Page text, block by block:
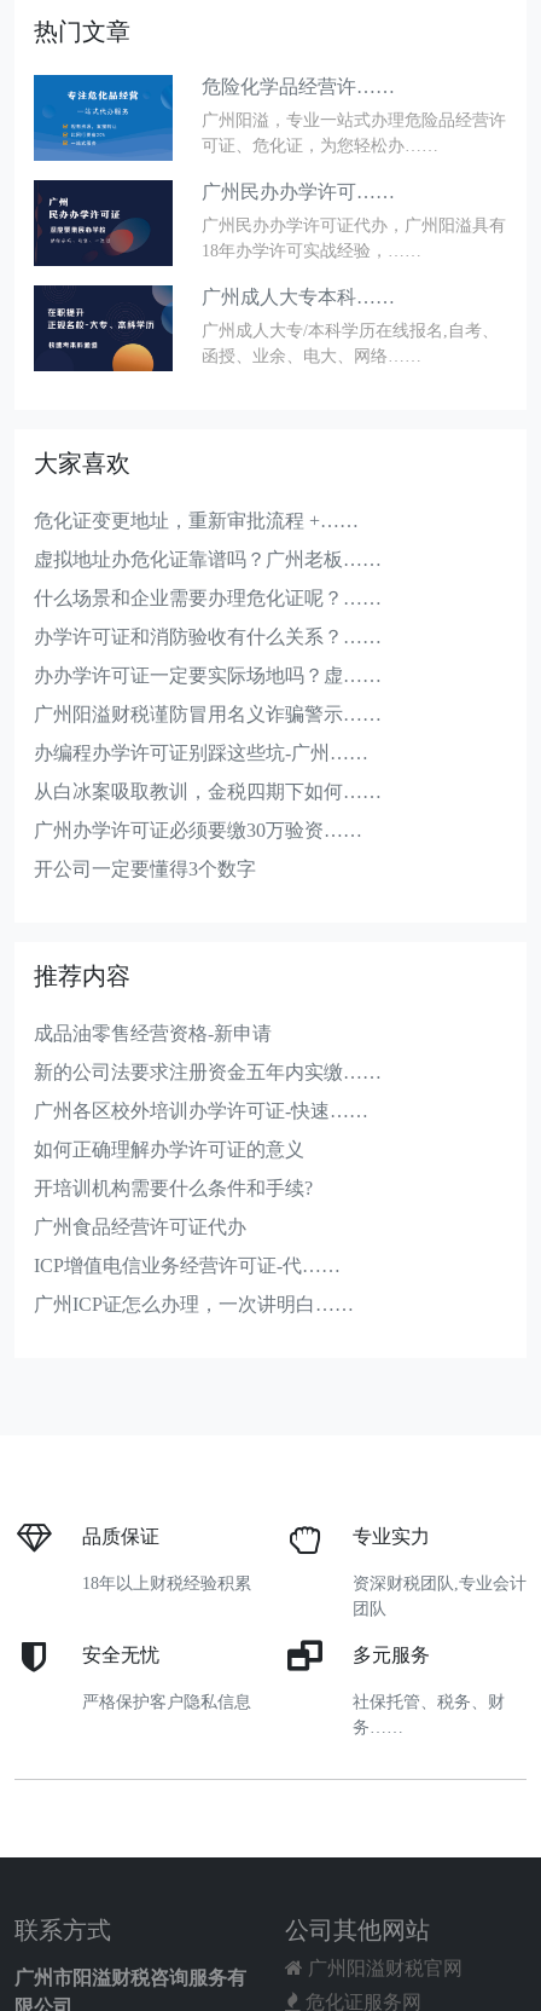
热门文章
危险化学品经营许……
广州阳溢，专业一站式办理危险品经营许
可证、危化证，为您轻松办……
广州民办办学许可……
广州民办办学许可证代办，广州阳溢具有
18年办学许可实战经验，……
广州成人大专本科……
广州成人大专/本科学历在线报名,自考、
函授、业余、电大、网络……
大家喜欢
危化证变更地址，重新审批流程 +……
虚拟地址办危化证靠谱吗？广州老板……
什么场景和企业需要办理危化证呢？……
办学许可证和消防验收有什么关系？……
办办学许可证一定要实际场地吗？虚……
广州阳溢财税谨防冒用名义诈骗警示……
办编程办学许可证别踩这些坑-广州……
从白冰案吸取教训，金税四期下如何……
广州办学许可证必须要缴30万验资……
开公司一定要懂得3个数字
推荐内容
成品油零售经营资格-新申请
新的公司法要求注册资金五年内实缴……
广州各区校外培训办学许可证-快速……
如何正确理解办学许可证的意义
开培训机构需要什么条件和手续?
广州食品经营许可证代办
ICP增值电信业务经营许可证-代……
广州ICP证怎么办理，一次讲明白……
品质保证
18年以上财税经验积累
专业实力
资深财税团队,专业会计
团队
安全无忧
严格保护客户隐私信息
多元服务
社保托管、税务、财
务……
联系方式
广州市阳溢财税咨询服务有
公司其他网站
广州阳溢财税官网
危化证服务网